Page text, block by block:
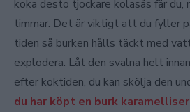
koka desto tjockare kolasås får du,
timmar. Det är viktigt att du fyller
tiden så burken hålls täckt med
explodera. Låt den svalna helt
efter koktiden, du kan skölja den
du har köpt en burk